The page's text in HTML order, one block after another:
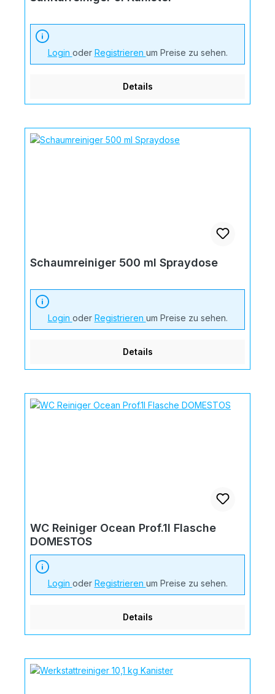
Login oder Registrieren um Preise zu sehen.
Details
Schaumreiniger 500 ml Spraydose
Login oder Registrieren um Preise zu sehen.
Details
WC Reiniger Ocean Prof.1l Flasche
DOMESTOS
Login oder Registrieren um Preise zu sehen.
Details